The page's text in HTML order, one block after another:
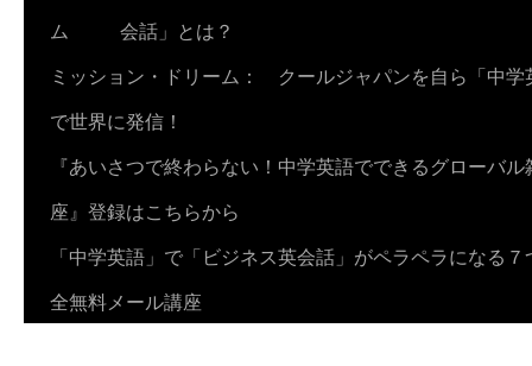
キ
ム
会話」とは？
ミッション・ドリーム： クールジャパンを自ら「中学
で世界に発信！
『あいさつで終わらない！中学英語でできるグローバ
座』登録はこちらから
「中学英語」で「ビジネス英会話」がペラペラになる
全無料メール講座